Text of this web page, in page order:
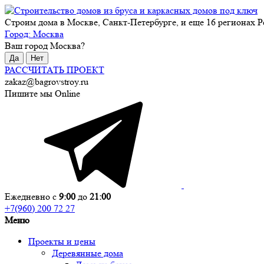
Строим дома в Москве, Санкт-Петербурге, и еще 16 регионах
Город: Москва
Ваш город Москва?
Да Нет
РАССЧИТАТЬ ПРОЕКТ
zakaz@bagrovstroy.ru
Пишите мы Online
Ежедневно с 9:00 до 21:00
+7(960) 200 72 27
Меню
Проекты и цены
Деревянные дома